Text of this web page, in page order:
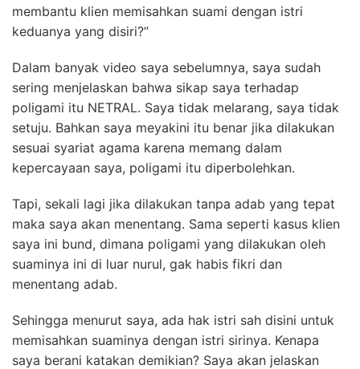
membantu klien memisahkan suami dengan istri
keduanya yang disiri?”
Dalam banyak video saya sebelumnya, saya sudah
sering menjelaskan bahwa sikap saya terhadap
poligami itu NETRAL. Saya tidak melarang, saya tidak
setuju. Bahkan saya meyakini itu benar jika dilakukan
sesuai syariat agama karena memang dalam
kepercayaan saya, poligami itu diperbolehkan.
Tapi, sekali lagi jika dilakukan tanpa adab yang tepat
maka saya akan menentang. Sama seperti kasus klien
saya ini bund, dimana poligami yang dilakukan oleh
suaminya ini di luar nurul, gak habis fikri dan
menentang adab.
Sehingga menurut saya, ada hak istri sah disini untuk
memisahkan suaminya dengan istri sirinya. Kenapa
saya berani katakan demikian? Saya akan jelaskan